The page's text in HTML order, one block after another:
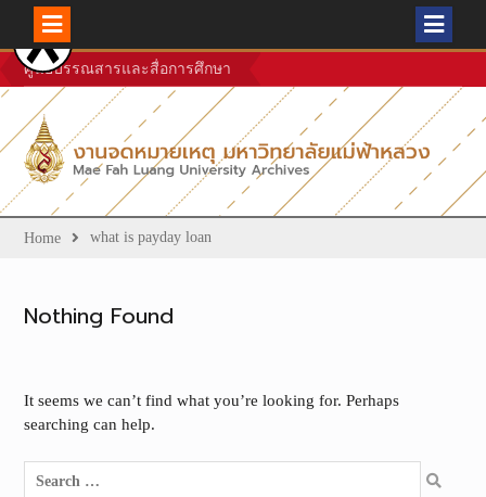
Skip
to
content
ศูนย์บรรณสารและสื่อการศึกษา
Home what is payday loan
Nothing Found
It seems we can’t find what you’re looking for. Perhaps
searching can help.
Search
for: